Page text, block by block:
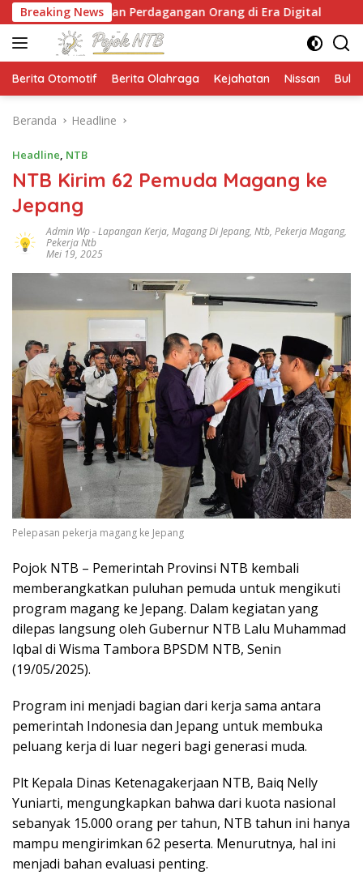
Langsung
ke
konten
Breaking News
Perdagangan Orang di Era Digital NTB
Berita Otomotif Berita Olahraga Kejahatan Nissan
Beranda Headline
Headline, NTB
NTB Kirim 62 Pemuda Magang ke
Jepang
Admin Wp-Lapangan Kerja, Magang Di Jepang, Ntb, Pekerja Magang,
Pekerja Ntb
Mei 19, 2025
Pelepasan pekerja magang ke Jepang
Pojok NTB – Pemerintah Provinsi NTB kembali
memberangkatkan puluhan pemuda untuk mengikuti
program magang ke Jepang. Dalam kegiatan yang
dilepas langsung oleh Gubernur NTB Lalu Muhammad
Iqbal di Wisma Tambora BPSDM NTB, Senin
(19/05/2025).
Program ini menjadi bagian dari kerja sama antara
pemerintah Indonesia dan Jepang untuk membuka
peluang kerja di luar negeri bagi generasi muda.
Plt Kepala Dinas Ketenagakerjaan NTB, Baiq Nelly
Yuniarti, mengungkapkan bahwa dari kuota nasional
sebanyak 15.000 orang per tahun, NTB tahun ini hanya
mampu mengirimkan 62 peserta. Menurutnya, hal ini
menjadi bahan evaluasi penting.